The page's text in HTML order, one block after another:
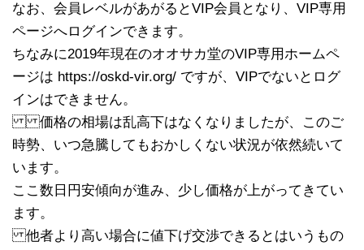
なお、会員レベルがあがるとVIP会員となり、VIP専用
ページへログインできます。
ちなみに2019年現在のオオサカ堂のVIP専用ホームペ
ージは https://oskd-vir.org/ ですが、VIPでないとログ
インはできません。
価格の相場は乱高下はなくなりましたが、このご
時勢、いつ急騰してもおかしくない状況が依然続いて
います。
ここ数日円安傾向が進み、少し価格が上がってきてい
ます。
他者より高い場合に値下げ交渉できるとはいうもの